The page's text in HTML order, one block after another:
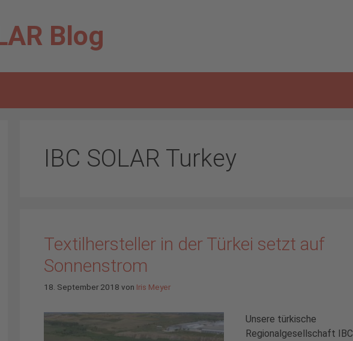
Blog
IBC SOLAR Turkey
Textilhersteller in der Türkei setzt auf
Sonnenstrom
18. September 2018 von Iris Meyer
Unsere türkische
Regionalgesellschaft IBC